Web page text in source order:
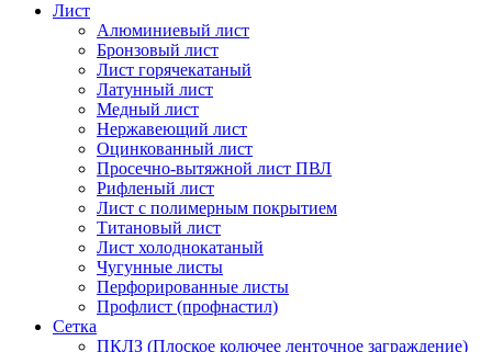
Лист
Алюминиевый лист
Бронзовый лист
Лист горячекатаный
Латунный лист
Медный лист
Нержавеющий лист
Оцинкованный лист
Просечно-вытяжной лист ПВЛ
Рифленый лист
Лист с полимерным покрытием
Титановый лист
Лист холоднокатаный
Чугунные листы
Перфорированные листы
Профлист (профнастил)
Сетка
ПКЛЗ (Плоское колючее ленточное заграждение)